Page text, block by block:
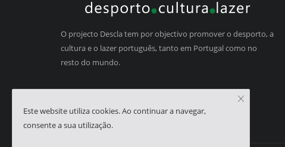
O projecto Descla tem por objectivo promover o desporto, a
cultura e o lazer português, tanto em Portugal como no
resto do mundo.
Este website utiliza cookies. Ao continuar a navegar,
consente a sua utilização.